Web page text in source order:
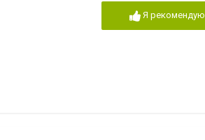
Я рекомендую